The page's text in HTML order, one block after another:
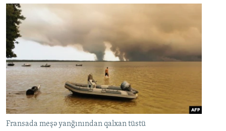
Fransada meşə yanğınından qalxan tüstü